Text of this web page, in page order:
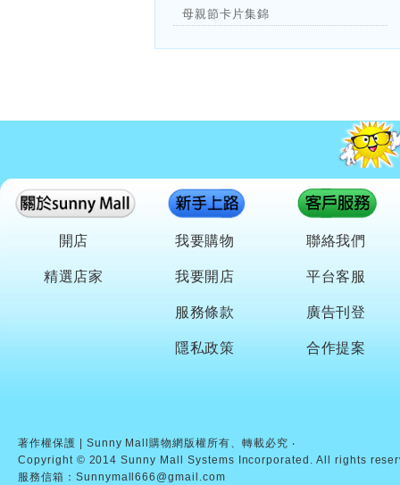
母親節卡片集錦
開店
精選店家
我要購物
我要開店
服務條款
隱私政策
聯絡我們
平台客服
廣告刊登
合作提案
著作權保護 | Sunny Mall購物網版權所有、轉載必究 ‧
Copyright © 2014 Sunny Mall Systems Incorporated. All rights
服務信箱：Sunnymall666@gmail.com